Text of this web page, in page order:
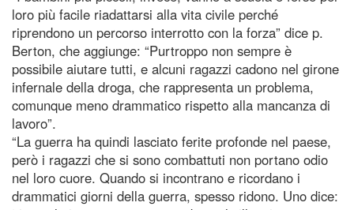
loro più facile riadattarsi alla vita civile perché
riprendono un percorso interrotto con la forza” dice p.
Berton, che aggiunge: “Purtroppo non sempre è
possibile aiutare tutti, e alcuni ragazzi cadono nel girone
infernale della droga, che rappresenta un problema,
comunque meno drammatico rispetto alla mancanza di
lavoro”.
“La guerra ha quindi lasciato ferite profonde nel paese,
però i ragazzi che si sono combattuti non portano odio
nel loro cuore. Quando si incontrano e ricordano i
drammatici giorni della guerra, spesso ridono. Uno dice: